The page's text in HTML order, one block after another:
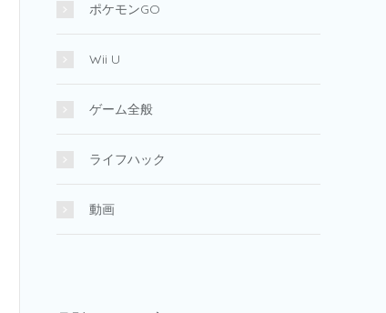
ポケモンGO
Wii U
ゲーム全般
ライフハック
動画